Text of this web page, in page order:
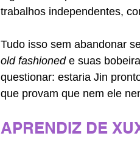
trabalhos independentes,
Tudo isso sem abandonar
old fashioned e suas
questionar: estaria Jin
que provam que nem ele
APRENDIZ DE